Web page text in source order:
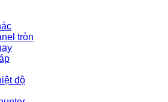
tròn
độ